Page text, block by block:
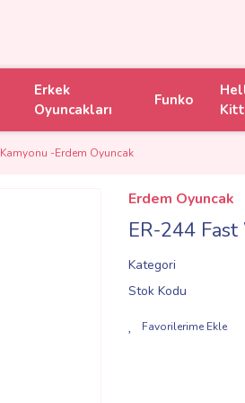
Erkek
Oyuncakları
Funko
-Erdem Oyuncak
Erdem Oyuncak
ER-244
Kategori
Stok Kodu